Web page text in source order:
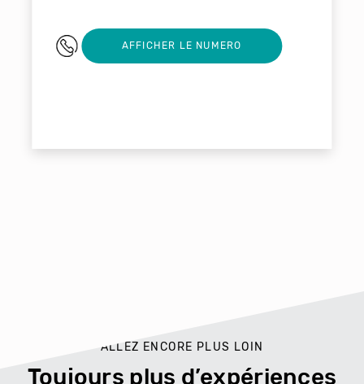
05 53 08 30 22
AFFICHER LE NUMERO
ALLEZ ENCORE PLUS LOIN
Toujours plus d’expériences